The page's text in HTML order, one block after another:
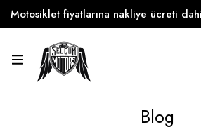
Motosiklet fiyatlarına nakliye ücreti
Blog